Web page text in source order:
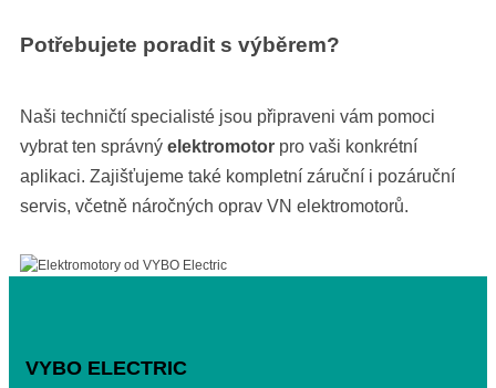
Potřebujete poradit s výběrem?
Naši techničtí specialisté jsou připraveni vám pomoci
vybrat ten správný elektromotor pro vaši konkrétní
aplikaci. Zajišťujeme také kompletní záruční i pozáruční
servis, včetně náročných oprav VN elektromotorů.
VYBO ELECTRIC